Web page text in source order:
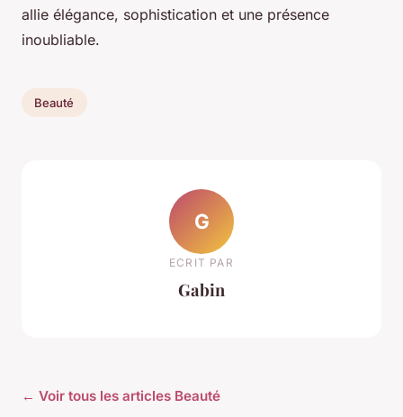
allie élégance, sophistication et une présence
inoubliable.
Beauté
G
ECRIT PAR
Gabin
← Voir tous les articles Beauté